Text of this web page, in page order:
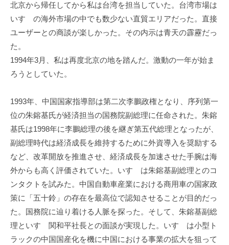
北京から帰任してから私は台湾を担当していた。台湾市場は
いすゞの海外市場の中でも数少ない直貿エリアだった。直接
ユーザーとの商談が楽しかった。その内示は青天の霹靂だっ
た。
1994年3月、私は再度北京の地を踏んだ。激動の一年が始ま
ろうとしていた。
1993年、中国国家指導部は第二次李鵬政権となり、序列第一
位の朱鎔基氏が経済担当の国務院副総理に任命された。朱鎔
基氏は1998年に李鵬総理の後を継ぎ第五代総理となったが、
副総理時代は経済成長を維持するために外資導入を奨励する
など、改革開放を推進させ、経済成長を加速させた手腕は海
外からも高く評価されていた。いすゞは朱鎔基副総理とのコ
ンタクトを試みた。中国自動車産業における商用車の国家政
策に「五十鈴」の存在を最高位で認知させることが目的だっ
た。国務院に辿り着ける人脈を探った。そして、朱鎔基副総
理といすゞ関和平社長との面談が実現した。いすゞは小型ト
ラックの中国国産化を機に中国における事業の拡大を狙って